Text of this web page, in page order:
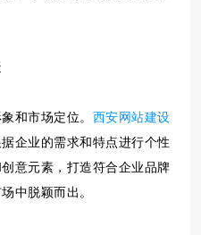
和市场定位。 西安网站建设
企业的需求和特点进行个性
意元素，打造符合企业品牌
中脱颖而出。